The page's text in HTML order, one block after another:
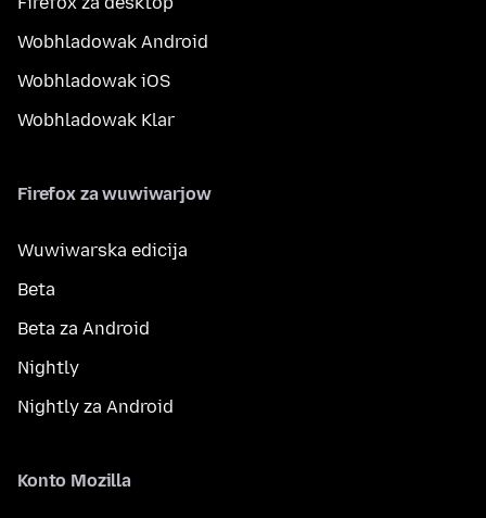
Wobhladowak Android
Wobhladowak iOS
Wobhladowak Klar
Firefox za wuwiwarjow
Wuwiwarska edicija
Beta
Beta za Android
Nightly
Nightly za Android
Konto Mozilla